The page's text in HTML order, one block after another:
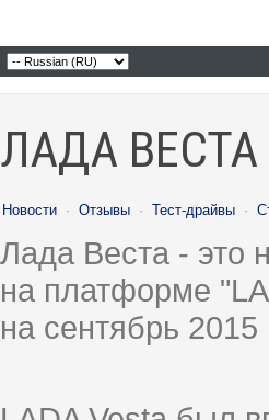
ЛАДА ВЕСТА
Новости · Отзывы · Тест-драйвы ·
Лада Веста - это
на платформе
на сентябрь